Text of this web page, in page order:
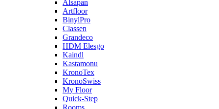
Alsapan
Artfloor
BinylPro
Classen
Grandeco
HDM Elesgo
Kaindl
Kastamonu
KronoTex
KronoSwiss
My Floor
Quick-Step
Rooms